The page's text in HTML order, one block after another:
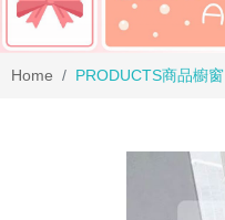
Home PRODUCTS商品櫥窗